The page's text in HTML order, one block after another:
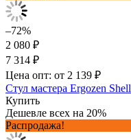
–72%
2 080 ₽
7 314 ₽
Цена опт: от 2 139 ₽
Стул мастера Ergozen Shell
Купить
Дешевле всех на 20%
Распродажа!